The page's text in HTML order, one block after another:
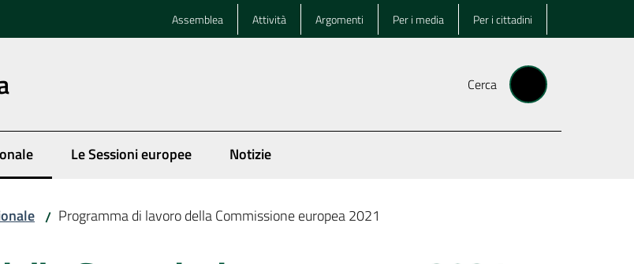
Assemblea Attività Argomenti Per i media Per i cittadini
Cerca
Le Sessioni europee Notizie
/ Programma di lavoro della Commissione europea 2021